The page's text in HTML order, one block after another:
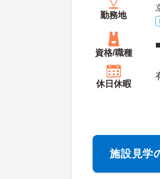
勤務地
資格/職種
休日休暇
施設見学